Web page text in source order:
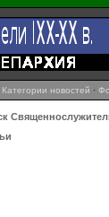
Категории новостей ·